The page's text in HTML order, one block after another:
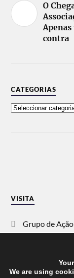
O
contra
CATEGORIAS
VISITA
Grupo de
Vida Justa
We are using